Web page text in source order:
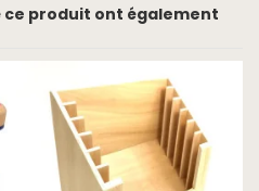
ce produit ont également